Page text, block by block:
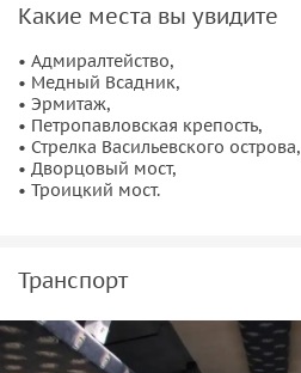
Какие места вы увидите
• Адмиралтейство,
• Медный Всадник,
• Эрмитаж,
• Петропавловская крепость,
• Стрелка Васильевского острова,
• Дворцовый мост,
• Троицкий мост.
Транспорт